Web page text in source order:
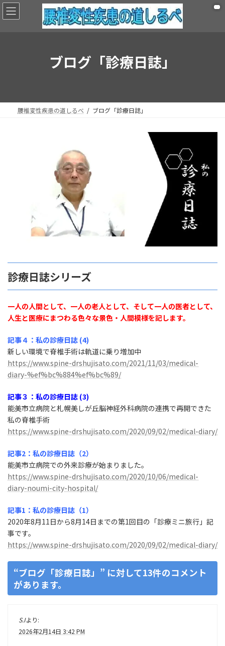
コ
ン
ナ
ビ
ブログ「診療日誌」
腰椎変性疾患の道しるべ ブログ「診療日誌」
診療日誌シリーズ
一人の人間として、一人の老人として、そして一人の医者として、
人生と医療にまつわる色々な景色・人間模様を記します。
記事４：私の診療日誌 (4)
新しい環境で脊椎手術は軌道に乗り増加中
https://www.spine-drshujisato.com/2021/11/03/medical-
diary-%ef%bc%884%ef%bc%89/
記事３：私の診療日誌 (3)
能美市立病院と札幌美しが丘脳神経外科病院の連携で再開できた
私の脊椎手術
https://www.spine-drshujisato.com/2020/09/02/medical-diary/
記事2：私の診療日誌（2）
能美市立病院での外来診療が始まりました。
https://www.spine-drshujisato.com/2020/10/06/medical-
diary-noumi-city-hospital/
記事1：私の診療日誌（1）
2020年8月11日から8月14日までの第1回目の「診療ミニ旅行」記
事です。
https://www.spine-drshujisato.com/2020/09/02/medical-diary/
“ブログ「診療日誌」 ” に対して13件のコメント
があります。
S.Iより:
2026年2月14日 3:42 PM